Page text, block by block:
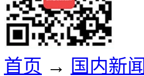
首页 → 国内新闻